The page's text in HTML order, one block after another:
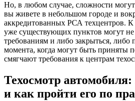
Но, в любом случае, сложности могут
вы живете в небольшом городе и
аккредитованных РСА техцентров.
уже существующих пунктов могут не
требованиям и либо закрыться,
момента, когда могут быть приняты
смягчают требования к центрам
Техосмотр
и как пройти его по